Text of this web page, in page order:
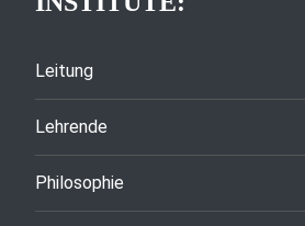
Leitung
Lehrende
Philosophie